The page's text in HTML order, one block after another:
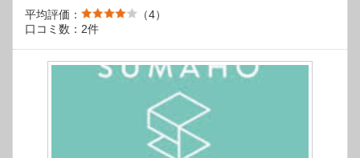
平均評価：
（4）
口コミ数：2件